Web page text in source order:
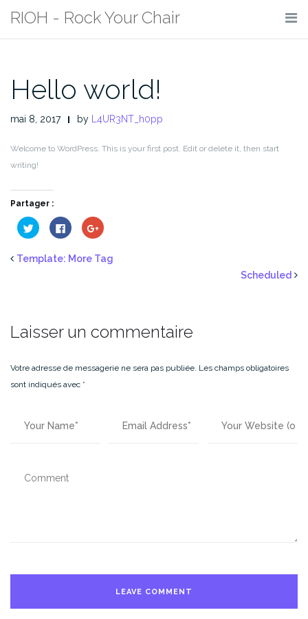
content
RIOH - Rock Your Chair
Hello world!
mai 8, 2017 by L4UR3NT_h0pp
Welcome to WordPress. This is your first post. Edit or delete it, then start
writing!
Partager :
Cliquez
pour
partager
Twitter(ouvre
dans
Cliquez
pour
partager
Facebook(ouvre
Cliquez
pour
Google+
(ouvre
Template: More Tag
Scheduled
Laisser un commentaire
Votre adresse de messagerie ne sera pas publiée. Les champs obligatoires
sont indiqués avec *